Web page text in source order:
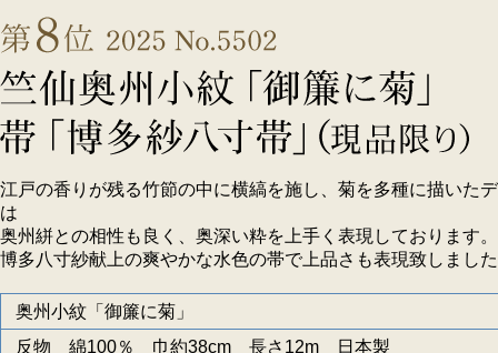
江戸の香りが残る竹節の中に横縞を施し、菊を多種に描いた
は
奥州絣との相性も良く、奥深い粋を上手く表現しております。
博多八寸紗献上の爽やかな水色の帯で上品さも表現致しまし
奥州小紋「御簾に菊」
反物 綿100％ 巾約38cm 長さ12m 日本製